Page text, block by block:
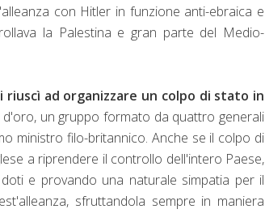
con Hitler in funzione anti-ebraica e
la Palestina e gran parte del Medio-
riuscì ad organizzare un colpo di stato in
un gruppo formato da quattro generali
ministro filo-britannico. Anche se il colpo di
a riprendere il controllo dell'intero Paese,
e provando una naturale simpatia per il
sfruttandola sempre in maniera